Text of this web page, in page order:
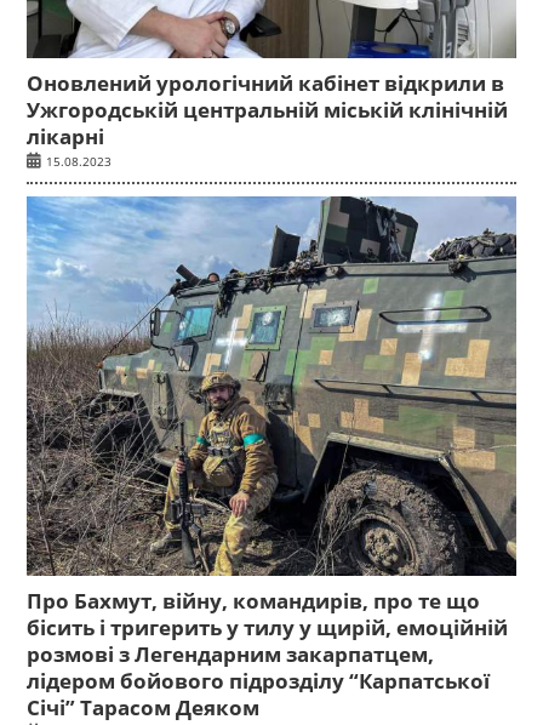
Оновлений урологічний кабінет відкрили в
Ужгородській центральній міській клінічній
лікарні
15.08.2023
Про Бахмут, війну, командирів, про те що
бісить і тригерить у тилу у щирій, емоційній
розмові з Легендарним закарпатцем,
лідером бойового підрозділу “Карпатської
Січі” Тарасом Деяком